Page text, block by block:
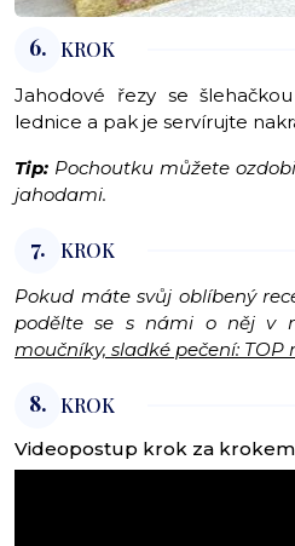
6. KROK
Jahodové řezy se
lednice a pak je servírujte
Tip: Pochoutku můžete
jahodami.
7. KROK
Pokud máte svůj oblíbený
podělte se s námi o něj v
moučníky, sladké pečení: TOP
8. KROK
Videopostup krok za krokem